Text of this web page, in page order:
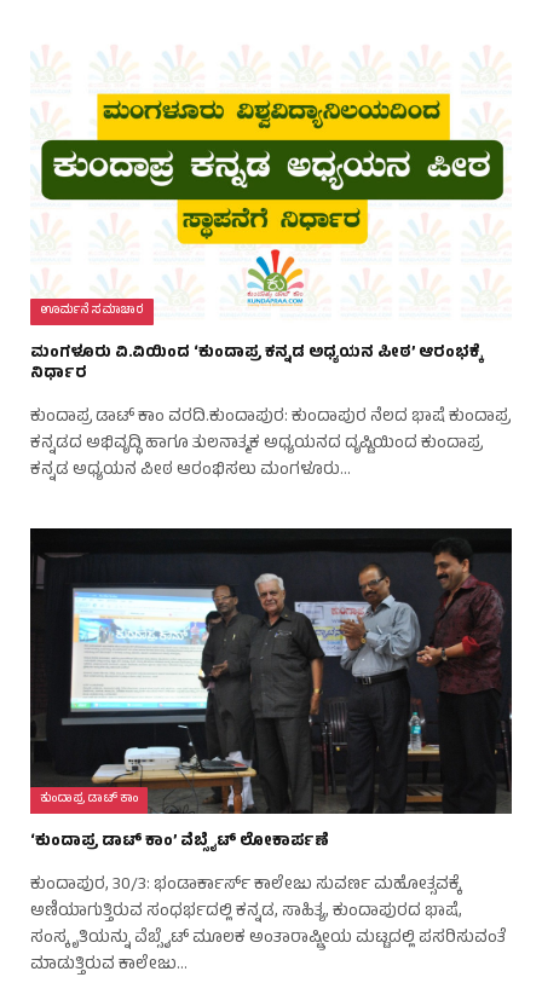
ಊರ್ಮನೆ ಸಮಾಚಾರ
ಮಂಗಳೂರು ವಿ.ವಿಯಿಂದ ‘ಕುಂದಾಪ್ರ ಕನ್ನಡ ಅಧ್ಯಯನ ಪೀಠ’ ಆರಂಭಕ್ಕೆ
ನಿರ್ಧಾರ
ಕುಂದಾಪ್ರ ಡಾಟ್ ಕಾಂ ವರದಿ.ಕುಂದಾಪುರ: ಕುಂದಾಪುರ ನೆಲದ ಭಾಷೆ ಕುಂದಾಪ್ರ
ಕನ್ನಡದ ಅಭಿವೃದ್ಧಿ ಹಾಗೂ ತುಲನಾತ್ಮಕ ಅಧ್ಯಯನದ ದೃಷ್ಟಿಯಿಂದ ಕುಂದಾಪ್ರ
ಕನ್ನಡ ಅಧ್ಯಯನ ಪೀಠ ಆರಂಭಿಸಲು ಮಂಗಳೂರು…
ಕುಂದಾಪ್ರ ಡಾಟ್ ಕಾಂ
‘ಕುಂದಾಪ್ರ ಡಾಟ್ ಕಾಂ’ ವೆಬ್ಸೈಟ್ ಲೋಕಾರ್ಪಣೆ
ಕುಂದಾಪುರ, 30/3: ಭಂಡಾರ್ಕಾರ್ಸ್ ಕಾಲೇಜು ಸುವರ್ಣ ಮಹೋತ್ಸವಕ್ಕೆ
ಅಣಿಯಾಗುತ್ತಿರುವ ಸಂಧರ್ಭದಲ್ಲಿ ಕನ್ನಡ, ಸಾಹಿತ್ಯ, ಕುಂದಾಪುರದ ಭಾಷೆ,
ಸಂಸ್ಕೃತಿಯನ್ನು ವೆಬ್ಸೈಟ್ ಮೂಲಕ ಅಂತಾರಾಷ್ಟ್ರೀಯ ಮಟ್ಟದಲ್ಲಿ ಪಸರಿಸುವಂತೆ
ಮಾಡುತ್ತಿರುವ ಕಾಲೇಜು…